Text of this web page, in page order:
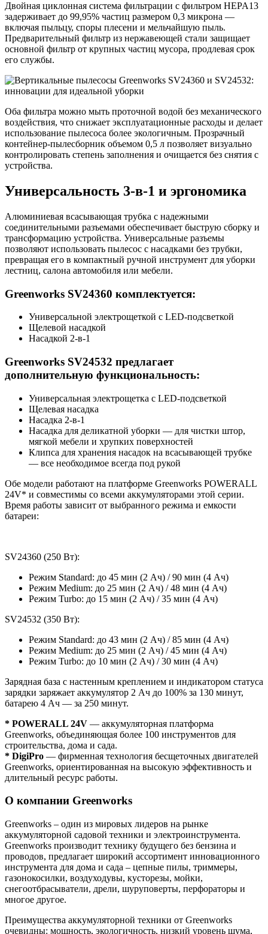
Двойная циклонная система фильтрации с фильтром HEPA13
задерживает до 99,95% частиц размером 0,3 микрона —
включая пыльцу, споры плесени и мельчайшую пыль.
Предварительный фильтр из нержавеющей стали защищает
основной фильтр от крупных частиц мусора, продлевая срок
его службы.
Оба фильтра можно мыть проточной водой без механического
воздействия, что снижает эксплуатационные расходы и делает
использование пылесоса более экологичным. Прозрачный
контейнер-пылесборник объемом 0,5 л позволяет визуально
контролировать степень заполнения и очищается без снятия с
устройства.
Универсальность 3-в-1 и эргономика
Алюминиевая всасывающая трубка с надежными
соединительными разъемами обеспечивает быструю сборку и
трансформацию устройства. Универсальные разъемы
позволяют использовать пылесос с насадками без трубки,
превращая его в компактный ручной инструмент для уборки
лестниц, салона автомобиля или мебели.
Greenworks SV24360 комплектуется:
Универсальной электрощеткой с LED-подсветкой
Щелевой насадкой
Насадкой 2-в-1
Greenworks SV24532 предлагает
дополнительную функциональность:
Универсальная электрощетка с LED-подсветкой
Щелевая насадка
Насадка 2-в-1
Насадка для деликатной уборки — для чистки штор,
мягкой мебели и хрупких поверхностей
Клипса для хранения насадок на всасывающей трубке
— все необходимое всегда под рукой
Обе модели работают на платформе Greenworks POWERALL
24V* и совместимы со всеми аккумуляторами этой серии.
Время работы зависит от выбранного режима и емкости
батареи:
SV24360 (250 Вт):
Режим Standard: до 45 мин (2 Ач) / 90 мин (4 Ач)
Режим Medium: до 25 мин (2 Ач) / 48 мин (4 Ач)
Режим Turbo: до 15 мин (2 Ач) / 35 мин (4 Ач)
SV24532 (350 Вт):
Режим Standard: до 43 мин (2 Ач) / 85 мин (4 Ач)
Режим Medium: до 25 мин (2 Ач) / 45 мин (4 Ач)
Режим Turbo: до 10 мин (2 Ач) / 30 мин (4 Ач)
Зарядная база с настенным креплением и индикатором статуса
зарядки заряжает аккумулятор 2 Ач до 100% за 130 минут,
батарею 4 Ач — за 250 минут.
* POWERALL 24V — аккумуляторная платформа
Greenworks, объединяющая более 100 инструментов для
строительства, дома и сада.
* DigiPro — фирменная технология бесщеточных двигателей
Greenworks, ориентированная на высокую эффективность и
длительный ресурс работы.
О компании Greenworks
Greenworks – один из мировых лидеров на рынке
аккумуляторной садовой техники и электроинструмента.
Greenworks производит технику будущего без бензина и
проводов, предлагает широкий ассортимент инновационного
инструмента для дома и сада – цепные пилы, триммеры,
газонокосилки, воздуходувы, кусторезы, мойки,
снегоотбрасыватели, дрели, шуруповерты, перфораторы и
многое другое.
Преимущества аккумуляторной техники от Greenworks
очевидны: мощность, экологичность, низкий уровень шума,